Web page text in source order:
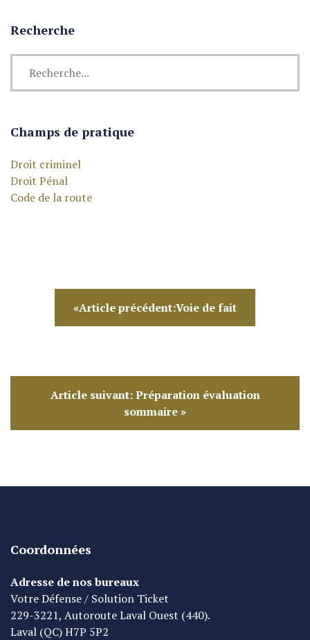
Recherche
Champs de pratique
Droit criminel
Droit Pénal
Code de la route
«Article précédent:Voie de fait
Article suivant: Préparation évaluation
sommaire »
Coordonnées
Adresse de nos bureaux
Votre Défense / Solution Ticket
229-3221, Autoroute Laval Ouest (440).
Laval (QC) H7P 5P2